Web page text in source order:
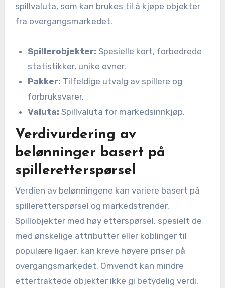
spillvaluta, som kan brukes til å kjøpe objekter
fra overgangsmarkedet.
Spillerobjekter: Spesielle kort, forbedrede
statistikker, unike evner.
Pakker: Tilfeldige utvalg av spillere og
forbruksvarer.
Valuta: Spillvaluta for markedsinnkjøp.
Verdivurdering av
belønninger basert på
spilleretterspørsel
Verdien av belønningene kan variere basert på
spilleretterspørsel og markedstrender.
Spillobjekter med høy etterspørsel, spesielt de
med ønskelige attributter eller koblinger til
populære ligaer, kan kreve høyere priser på
overgangsmarkedet. Omvendt kan mindre
ettertraktede objekter ikke gi betydelig verdi,